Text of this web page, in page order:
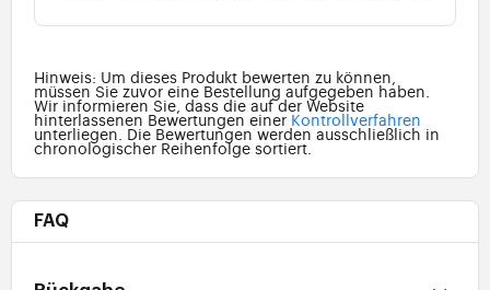
Hinweis: Um dieses Produkt bewerten zu können,
müssen Sie zuvor eine Bestellung aufgegeben haben.
Wir informieren Sie, dass die auf der Website
hinterlassenen Bewertungen einer Kontrollverfahren
unterliegen. Die Bewertungen werden ausschließlich in
chronologischer Reihenfolge sortiert.
FAQ